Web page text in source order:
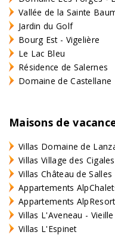
Vallée de la Sainte
Jardin du Golf
Bourg Est - Vigelière
Le Lac Bleu
Résidence de Salernes
Domaine de Castellane
Maisons de
Villas Domaine de
Villas Village des Cigales
Villas Château de Salles
Appartements
Appartements AlpResort
Villas L'Aveneau - Vieille
Villas L'Espinet